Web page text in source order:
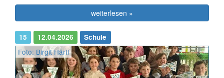
weiterlesen »
15 12.04.2026 Schule
Foto: Birgit Härtl